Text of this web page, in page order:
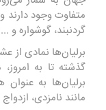
متفاوت وجود دارند
گردنبند، گوشواره و
برلیان‌ها نمادی از
گذشته تا به امروز،
برلیان‌ها به
مانند نامزدی،